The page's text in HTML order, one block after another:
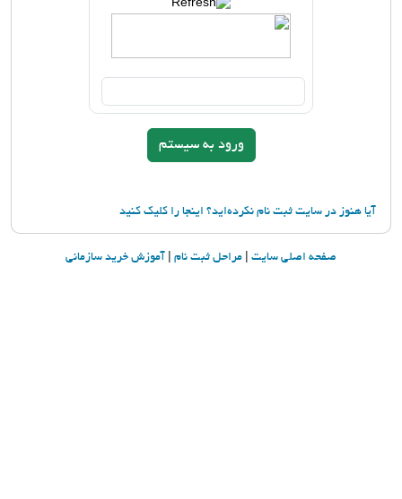
آیا هنوز در سایت ثبت نام نكرده‌اید؟ اینجا را كلیك كنید
صفحه اصلی سایت مراحل ثبت نام آموزش خرید سازمانی